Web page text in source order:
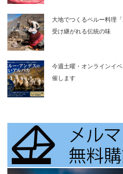
大地でつくるペルー料理
受け継がれる伝統の味
今週土曜・オンラインイ
催します